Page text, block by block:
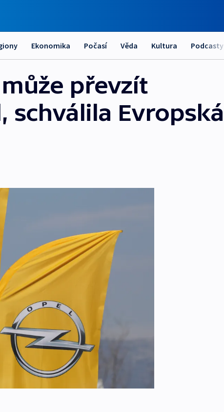
Ekonomika Počasí Věda Kultura Podcasty
převzít
schválila Evropská